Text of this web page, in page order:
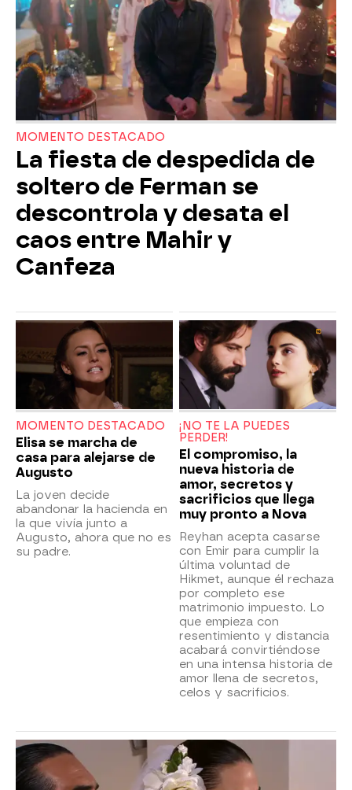
MOMENTO DESTACADO
La fiesta de despedida de
soltero de Ferman se
descontrola y desata el
caos entre Mahir y
Canfeza
MOMENTO DESTACADO
Elisa se marcha de
casa para alejarse de
Augusto
La joven decide
abandonar la hacienda en
la que vivía junto a
Augusto, ahora que no es
su padre.
¡NO TE LA PUEDES
PERDER!
El compromiso, la
nueva historia de
amor, secretos y
sacrificios que llega
muy pronto a Nova
Reyhan acepta casarse
con Emir para cumplir la
última voluntad de
Hikmet, aunque él rechaza
por completo ese
matrimonio impuesto. Lo
que empieza con
resentimiento y distancia
acabará convirtiéndose
en una intensa historia de
amor llena de secretos,
celos y sacrificios.